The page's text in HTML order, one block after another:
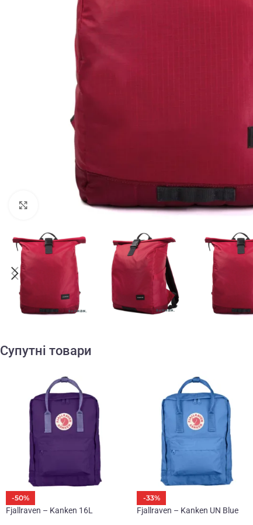
Клацніть, щоб збільшити
Супутні товари
-50%
Fjallraven – Kanken 16L
-33%
Fjallraven – Kanken UN Blue